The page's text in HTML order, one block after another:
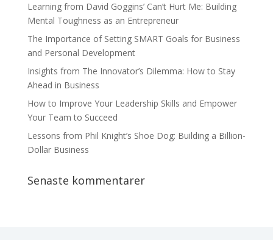
Learning from David Goggins’ Can’t Hurt Me: Building
Mental Toughness as an Entrepreneur
The Importance of Setting SMART Goals for Business
and Personal Development
Insights from The Innovator’s Dilemma: How to Stay
Ahead in Business
How to Improve Your Leadership Skills and Empower
Your Team to Succeed
Lessons from Phil Knight’s Shoe Dog: Building a Billion-
Dollar Business
Senaste kommentarer